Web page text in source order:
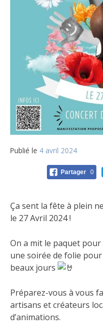
Publié le 4 avril 2024
Partager 0
Ça sent la fête à plein
le 27 Avril 2024 !
On a mit le paquet
une soirée de folie
beaux jours
Préparez-vous à vous
artisans et créateurs
d’animations.